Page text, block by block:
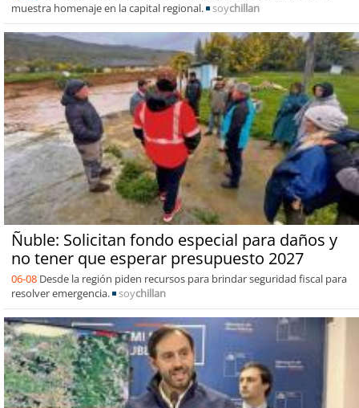
muestra homenaje en la capital regional.
soychillan
Ñuble: Solicitan fondo especial para daños y
no tener que esperar presupuesto 2027
06-08 Desde la región piden recursos para brindar seguridad fiscal para
resolver emergencia.
soychillan